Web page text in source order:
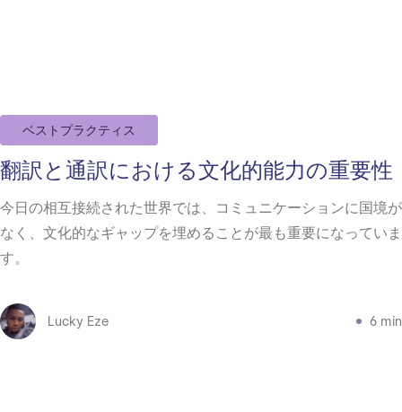
ベストプラクティス
翻訳と通訳における文化的能力の重要性
今日の相互接続された世界では、コミュニケーションに国境が
なく、文化的なギャップを埋めることが最も重要になっていま
す。
Lucky Eze 6 min